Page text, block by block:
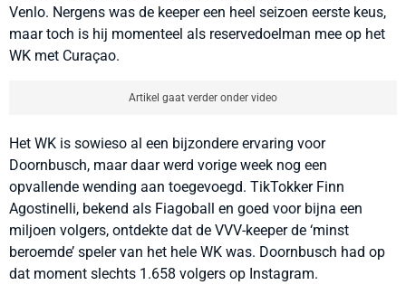
Venlo. Nergens was de keeper een heel seizoen eerste keus,
maar toch is hij momenteel als reservedoelman mee op het
WK met Curaçao.
Artikel gaat verder onder video
Het WK is sowieso al een bijzondere ervaring voor
Doornbusch, maar daar werd vorige week nog een
opvallende wending aan toegevoegd. TikTokker Finn
Agostinelli, bekend als Fiagoball en goed voor bijna een
miljoen volgers, ontdekte dat de VVV-keeper de ‘minst
beroemde’ speler van het hele WK was. Doornbusch had op
dat moment slechts 1.658 volgers op Instagram.